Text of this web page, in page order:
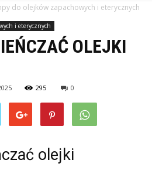
do olejków zapachowych i eterycznych
i eterycznych
OLEJKI
295 0
olejki